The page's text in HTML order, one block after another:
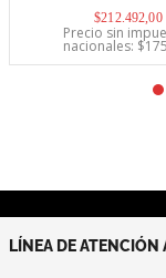
$212.492,00
Precio sin
nacionales: $
LÍNEA DE